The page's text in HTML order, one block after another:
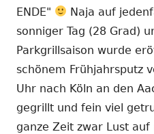
ENDE"
Naja auf
sonniger Tag (28 Grad)
Parkgrillsaison wurde
schönem Frühjahrsputz
Uhr nach Köln an den
gegrillt und fein viel
ganze Zeit zwar Lust